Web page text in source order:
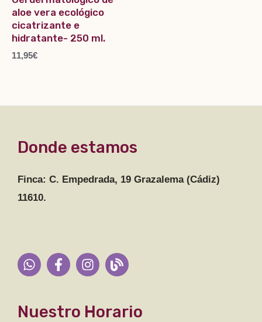
aloe vera ecológico
cicatrizante e
hidratante- 250 ml.
11,95€
Donde estamos
Finca: C. Empedrada, 19 Grazalema (Cádiz)
11610.
Nuestro Horario